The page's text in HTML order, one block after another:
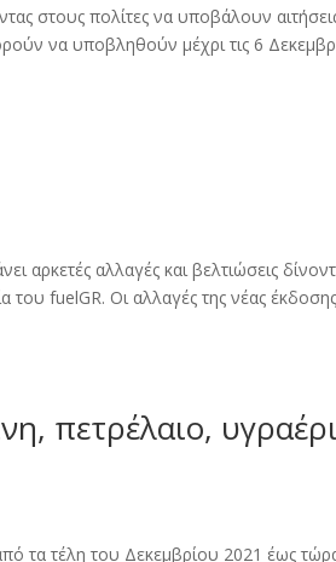
στους πολίτες να υποβάλουν
να υποβληθούν μέχρι τις 6
αρκετές αλλαγές και βελτιώσεις
fuelGR. Οι αλλαγές της νέας έκδοσης
πετρέλαιο,
τα τέλη του Δεκεμβρίου 2021 έως